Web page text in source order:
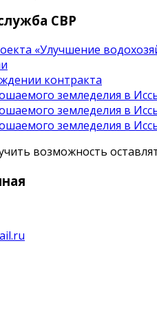
СВР
«Улучшение
контракта
земледелия в
земледелия в
земледелия в
возможность